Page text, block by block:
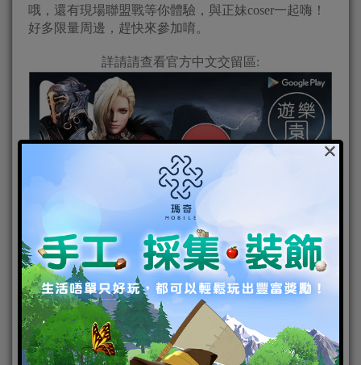
哦，還有現場聯盟戰等你體驗，與正妹coser一起嗨！
好多限量周邊，趕快來參加唷。
詳請請查看官方中文交留區:
IOS下載鏈接
Android下載鏈接
官方中文交流區
Ios下載
×